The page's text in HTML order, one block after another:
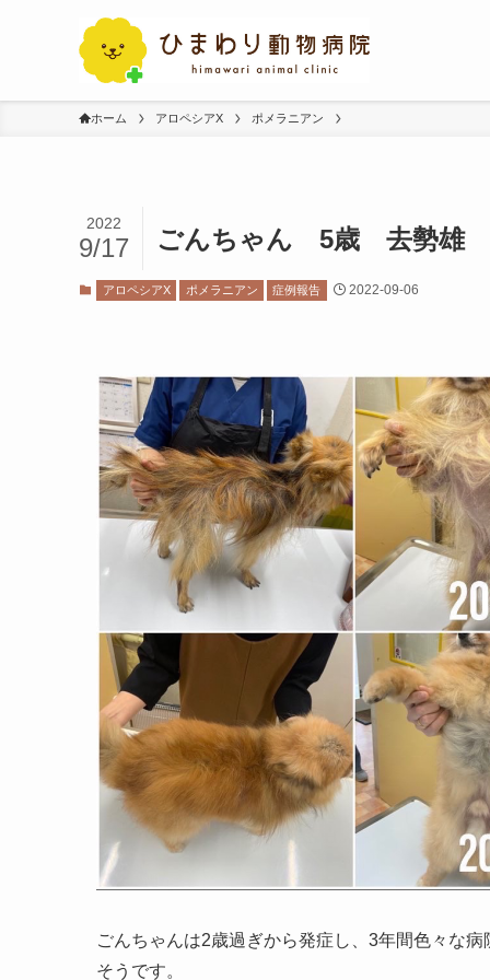
ホーム アロペシアX ポメラニアン
ごんちゃん 5歳 去勢雄
2022
9/17
アロペシアX ポメラニアン 症例報告 2022-09-06
ごんちゃんは2歳過ぎから発症し、3年間色々な
そうです。